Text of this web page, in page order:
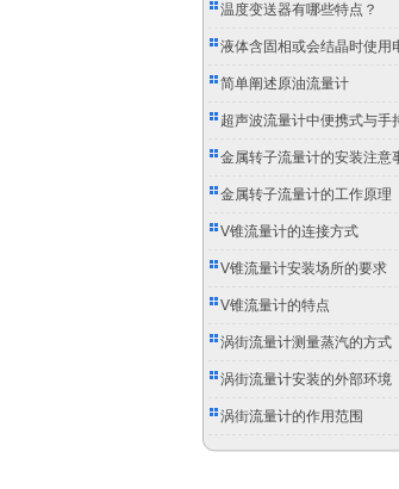
温度变送器有哪些特点？
液体含固相或会结晶时使用
计的注意事项
简单阐述原油流量计
超声波流量计中便携式与手
别
金属转子流量计的安装注意
金属转子流量计的工作原理
V锥流量计的连接方式
V锥流量计安装场所的要求
V锥流量计的特点
涡街流量计测量蒸汽的方式
涡街流量计安装的外部环境
涡街流量计的作用范围